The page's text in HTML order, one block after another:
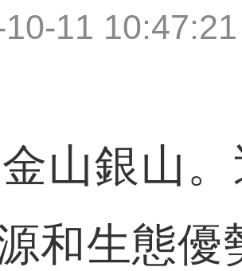
11 10:47:21
銀山。
和生態優